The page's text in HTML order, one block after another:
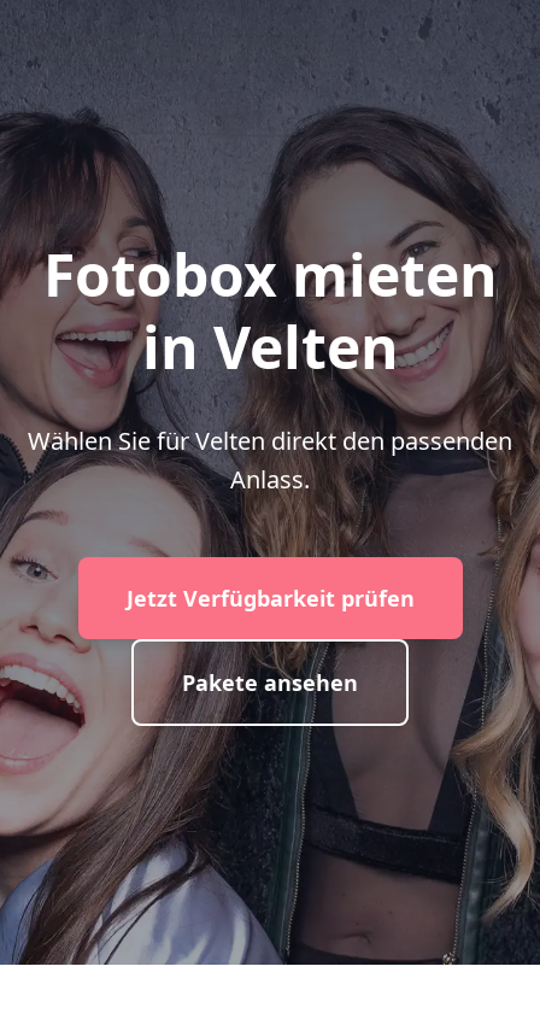
Fotobox mieten
in Velten
Wählen Sie für Velten direkt den passenden
Anlass.
Jetzt Verfügbarkeit prüfen
Pakete ansehen